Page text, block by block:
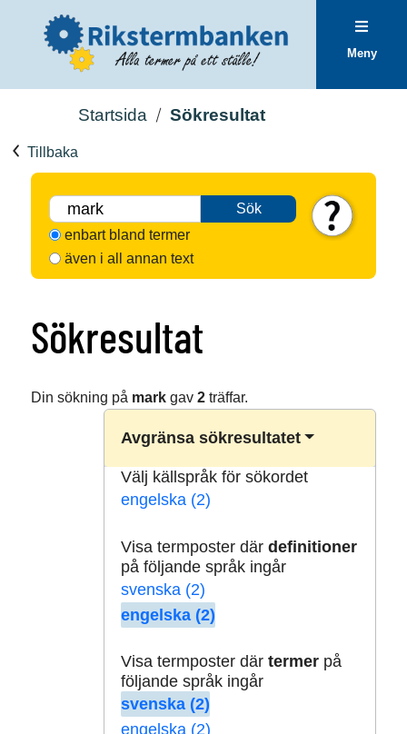
Meny
Startsida Sökresultat
Tillbaka
Sök
enbart bland termer
även i all annan text
Sökresultat
Din sökning på markgav 2träffar.
Avgränsa sökresultatet
Välj källspråk för sökordet
engelska (2)
Visa termposter där definitioner
på följande språk ingår
svenska (2)
engelska (2)
Visa termposter där termerpå
följande språk ingår
svenska (2)
engelska (2)